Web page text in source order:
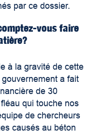
par ce dossier.
vous faire
à la gravité de cette
a fait
de 30
qui touche nos
de chercheurs
causés au béton